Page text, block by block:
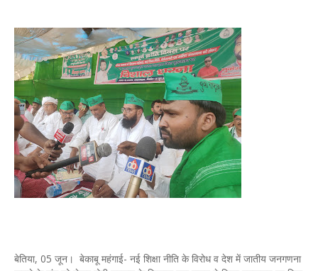
बेतिया, 05 जून। बेकाबू महंगाई- नई शिक्षा नीति के विरोध व देश में जातीय जनगणना